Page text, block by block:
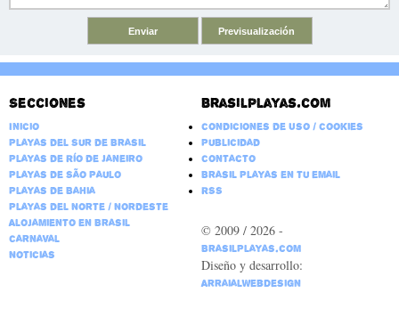
Secciones
Inicio
Playas del Sur de Brasil
Playas de Río de Janeiro
Playas de São Paulo
Playas de Bahia
Playas del Norte / Nordeste
Alojamiento en Brasil
Carnaval
Noticias
Brasilplayas.com
Condiciones de Uso / Cookies
Publicidad
Contacto
Brasil Playas en tu email
RSS
© 2009 / 2026 -
BrasilPlayas.com
Diseño y desarrollo:
ArraialWebDesign